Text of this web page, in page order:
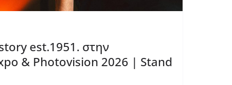
est.1951. στην
& Photovision 2026 | Stand